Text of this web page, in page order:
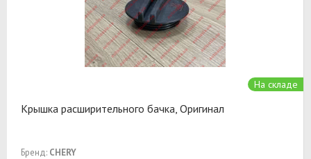
На складе
Крышка расширительного бачка, Оригинал
Бренд: CHERY